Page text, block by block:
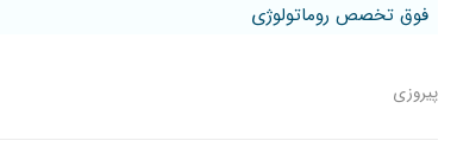
فوق تخصص روماتولوژی
پیروزی